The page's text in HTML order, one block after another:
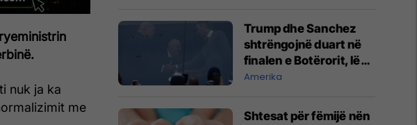
nuk ja ka
me
Trump dhe Sanchez
shtrëngojnë duart në
finalen e Botërorit, lënë
pas tensionet
Amerika
Shtesat për fëmijë nën